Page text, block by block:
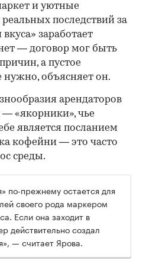
и уютные
последствий за
заработает
— договор мог быть
а пустое
объясняет он.
арендаторов
— «якорники», чье
является посланием
кофейни — это часто
среды.
по-прежнему остается для
своего рода маркером
Если она заходит в
действительно создал
— считает Ярова.